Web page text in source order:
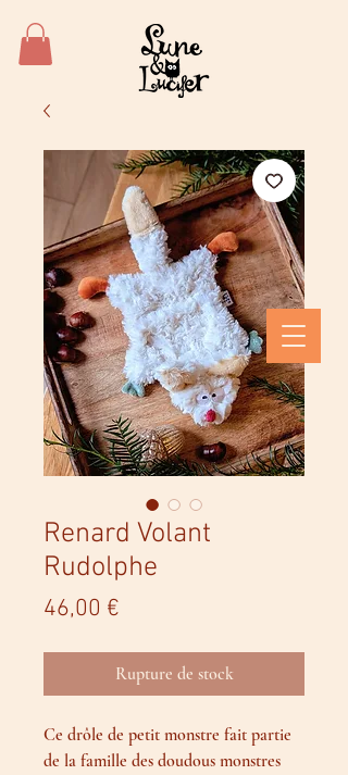
Renard Volant
Rudolphe
46,00 €
Rupture de stock
Ce drôle de petit monstre fait partie
de la famille des doudous monstres